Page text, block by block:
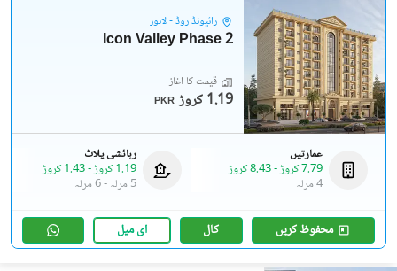
رائیونڈ روڈ - لاہور
Icon Valley Phase 2
قیمت کا آغاز
PKR 1.19 کروڑ
عمارتیں
7.79 کروڑ
-8.43 کروڑ
4 مرلہ
رہائشی پلاٹ
1.19 کروڑ
-1.43 کروڑ
5 مرلہ
-6 مرلہ
محفوظ کریں کال ای میل